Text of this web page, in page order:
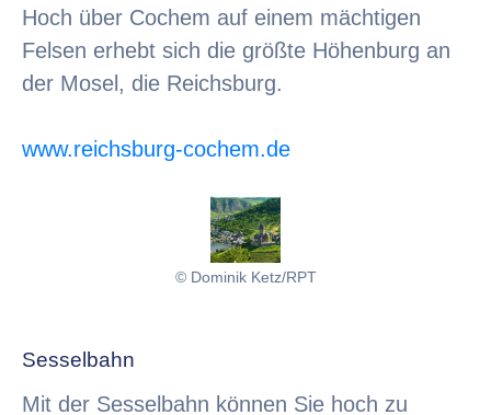
Hoch über Cochem auf einem mächtigen
Felsen erhebt sich die größte Höhenburg an
der Mosel, die Reichsburg.
www.reichsburg-cochem.de
© Dominik Ketz/RPT
Sesselbahn
Mit der Sesselbahn können Sie hoch zu